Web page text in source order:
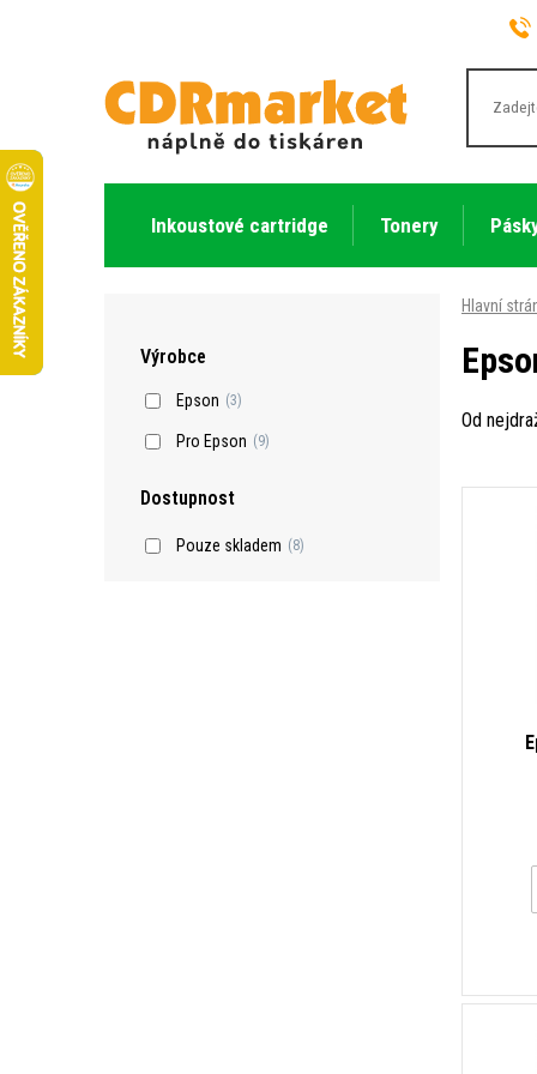
Inkoustové cartridge Tonery
Výrobce
Epson (3)
Pro Epson (9)
Dostupnost
Pouze skladem (8)
Hlavní
Od